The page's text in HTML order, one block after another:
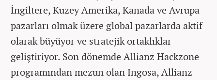
İngiltere, Kuzey Amerika, Kanada ve Avrupa
pazarları olmak üzere global pazarlarda aktif
olarak büyüyor ve stratejik ortaklıklar
geliştiriyor. Son dönemde Allianz Hackzone
programından mezun olan Ingosa, Allianz